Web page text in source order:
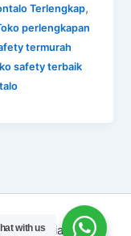
Terlengkap,
perlengkapan
termurah
safety terbaik
Indonesia
with us